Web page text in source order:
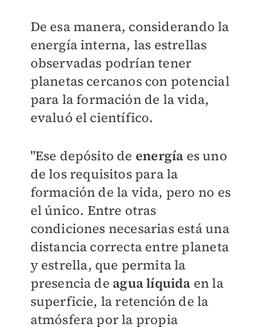
De esa manera, considerando la
energía interna, las estrellas
observadas podrían tener
planetas cercanos con potencial
para la formación de la vida,
evaluó el científico.
"Ese depósito de energía es uno
de los requisitos para la
formación de la vida, pero no es
el único. Entre otras
condiciones necesarias está una
distancia correcta entre planeta
y estrella, que permita la
presencia de agua líquida en la
superficie, la retención de la
atmósfera por la propia